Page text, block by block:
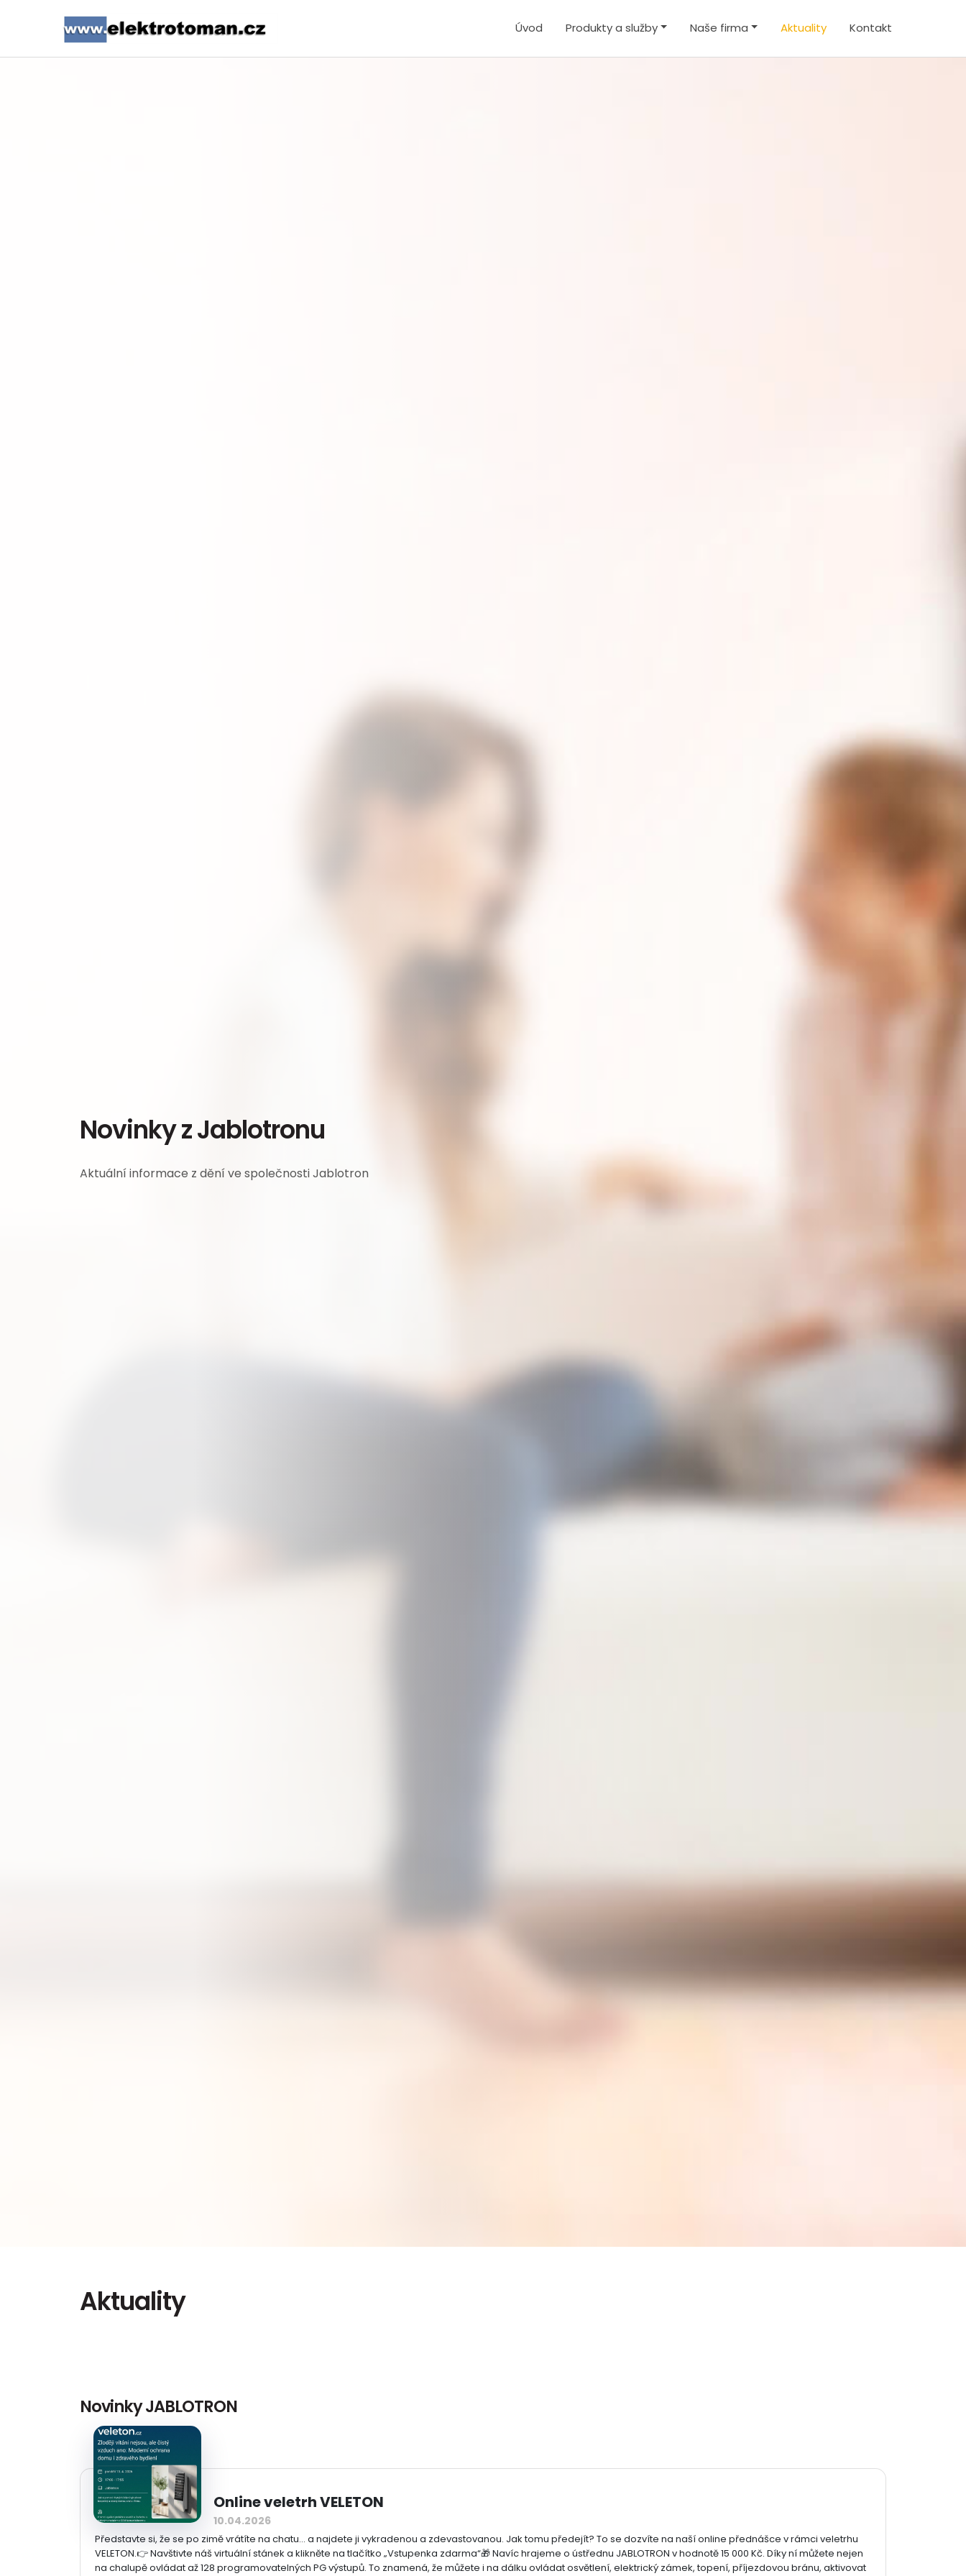
Úvod Produkty a služby Naše firma Aktuality Kontakt
Novinky z Jablotronu
Aktuální informace z dění ve společnosti Jablotron
Aktuality
Novinky JABLOTRON
Online veletrh VELETON
10.04.2026
Představte si, že se po zimě vrátíte na chatu… a najdete ji vykradenou a zdevastovanou. Jak tomu předejít? To se dozvíte na naší online přednášce v rámci veletrhu
VELETON.👉 Navštivte náš virtuální stánek a klikněte na tlačítko „Vstupenka zdarma“🎁 Navíc hrajeme o ústřednu JABLOTRON v hodnotě 15 000 Kč. Díky ní můžete nejen
na chalupě ovládat až 128 programovatelných PG výstupů. To znamená, že můžete i na dálku ovládat osvětlení, elektrický zámek, topení, příjezdovou bránu, aktivovat